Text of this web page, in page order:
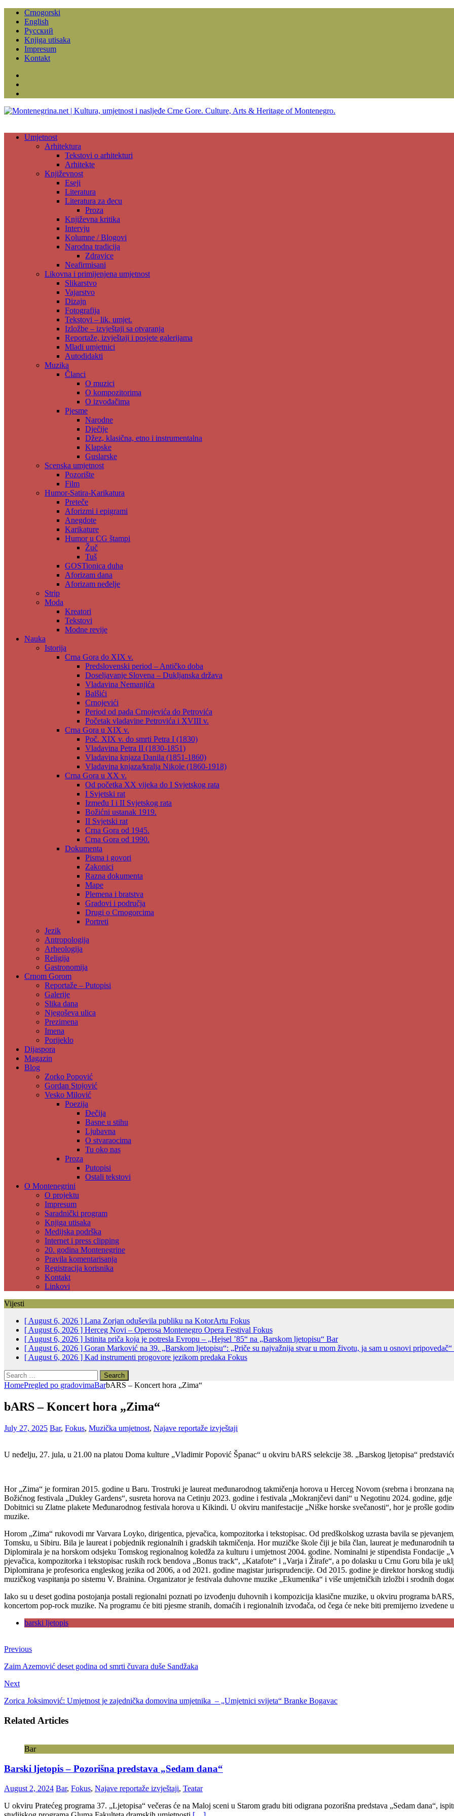
Crnogorski
English
Русский
Knjiga utisaka
Impresum
Kontakt
Umjetnost
Arhitektura
Tekstovi o arhitekturi
Arhitekte
Književnost
Eseji
Literatura
Literatura za đecu
Proza
Književna kritika
Intervju
Kolumne / Blogovi
Narodna tradicija
Zdravice
Neafirmisani
Likovna i primijenjena umjetnost
Slikarstvo
Vajarstvo
Dizajn
Fotografija
Tekstovi – lik. umjet.
Izložbe – izvještaji sa otvaranja
Reportaže, izvještaji i posjete galerijama
Mladi umjetnici
Autodidakti
Muzika
Članci
O muzici
O kompozitorima
O izvođačima
Pjesme
Narodne
Dječije
Džez, klasična, etno i instrumentalna
Klapske
Guslarske
Scenska umjetnost
Pozorište
Film
Humor-Satira-Karikatura
Preteče
Aforizmi i epigrami
Anegdote
Karikature
Humor u CG štampi
Žuč
Tuš
GOSTionica duha
Aforizam dana
Aforizam neđelje
Strip
Moda
Kreatori
Tekstovi
Modne revije
Nauka
Istorija
Crna Gora do XIX v.
Predslovenski period – Antičko doba
Doseljavanje Slovena – Dukljanska država
Vladavina Nemanjića
Balšići
Crnojevići
Period od pada Crnojevića do Petrovića
Početak vladavine Petrovića i XVIII v.
Crna Gora u XIX v.
Poč. XIX v. do smrti Petra I (1830)
Vladavina Petra II (1830-1851)
Vladavina knjaza Danila (1851-1860)
Vladavina knjaza/kralja Nikole (1860-1918)
Crna Gora u XX v.
Od početka XX vijeka do I Svjetskog rata
I Svjetski rat
Između I i II Svjetskog rata
Božićni ustanak 1919.
II Svjetski rat
Crna Gora od 1945.
Crna Gora od 1990.
Dokumenta
Pisma i govori
Zakonici
Razna dokumenta
Mape
Plemena i bratstva
Gradovi i područja
Drugi o Crnogorcima
Portreti
Jezik
Antropologija
Arheologija
Religija
Gastronomija
Crnom Gorom
Reportaže – Putopisi
Galerije
Slika dana
Njegoševa ulica
Prezimena
Imena
Porijeklo
Dijaspora
Magazin
Blog
Zorko Popović
Gordan Stojović
Vesko Milović
Poezija
Đečija
Basne u stihu
Ljubavna
O stvaraocima
Tu oko nas
Proza
Putopisi
Ostali tekstovi
O Montenegrini
O projektu
Impresum
Saradnički program
Knjiga utisaka
Medijska podrška
Internet i press clipping
20. godina Montenegrine
Pravila komentarisanja
Registracija korisnika
Kontakt
Linkovi
Vijesti
[ August 6, 2026 ] Lana Zorjan oduševila publiku na KotorArtu Fokus
[ August 6, 2026 ] Herceg Novi – Operosa Montenegro Opera Festival Fokus
[ August 6, 2026 ] Istinita priča koja je potresla Evropu – „Hejsel ’85“ na „Barskom ljetopisu“ Bar
[ August 6, 2026 ] Goran Marković na 39. „Barskom ljetopisu“: „Priče su najvažnija stvar u mom životu, ja sam u osnovi pripovedač“
[ August 6, 2026 ] Kad instrumenti progovore jezikom predaka Fokus
Search
for:
HomePregled po gradovimaBarbARS – Koncert hora „Zima“
bARS – Koncert hora „Zima“
July 27, 2025 Bar, Fokus, Muzička umjetnost, Najave reportaže izvještaji
U neđelju, 27. jula, u 21.00 na platou Doma kulture „Vladimir Popović Španac“ u okviru bARS selekcije 38. „Barskog ljetopisa“
Hor „Zima“ je formiran 2015. godine u Baru. Trostruki je laureat međunarodnog takmičenja horova u Herceg Novom (srebrna i bronzana
Božićnog festivala „Dukley Gardens“, susreta horova na Cetinju 2023. godine i festivala „Mokranjčevi dani“ u Negotinu 2024. godine,
Dobitnici su Zlatne plakete Međunarodnog festivala horova u Kikindi. U okviru manifestacije „Niške horske svečanosti“, hor je prošle
muzike.
Horom „Zima“ rukovodi mr Varvara Loyko, dirigentica, pjevačica, kompozitorka i tekstopisac. Od predškolskog uzrasta bavila se
Tomsku, u Sibiru. Bila je laureat i pobjednik regionalnih i gradskih takmičenja. Hor muzičke škole čiji je bila član, laureat je
Diplomirala je na horskom odsjeku Tomskog regionalnog koledža za kulturu i umjetnost 2004. godine. Nominalni je stipendista Fondacije
pjevačica, kompozitorka i tekstopisac ruskih rock bendova „Bonus track“, „Katafote“ i „Varja i Žirafe“, a po dolasku u Crnu Goru bila je
Diplomirana je profesorica engleskog jezika od 2006, a od 2021. godine magistar jurisprudencije. Od 2015. godine je direktor horskog
muzičkog vaspitanja po sistemu V. Brainina. Organizator je festivala duhovne muzike „Ekumenika“ i više umjetničkih izložbi i srodnih
Iako su u deset godina postojanja postali regionalni poznati po izvođenju duhovnih i kompozicija klasične muzike, u okviru programa
koncertom pop-rock muzike. Na programu će biti pjesme stranih, domaćih i regionalnih izvođača, od čega će neke biti premijerno izvedene
barski ljetopis
Previous
Zaim Azemović deset godina od smrti čuvara duše Sandžaka
Next
Zorica Joksimović: Umjetnost je zajednička domovina umjetnika – „Umjetnici svijeta“ Branke Bogavac
Related Articles
Bar
Barski ljetopis – Pozorišna predstava „Sedam dana“
August 2, 2024 Bar, Fokus, Najave reportaže izvještaji, Teatar
U okviru Pratećeg programa 37. „Ljetopisa“ večeras će na Maloj sceni u Starom gradu biti odigrana pozorišna predstava „Sedam dana“,